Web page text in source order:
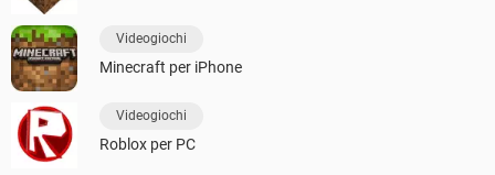
Videogiochi
Minecraft per iPhone
Videogiochi
Roblox per PC